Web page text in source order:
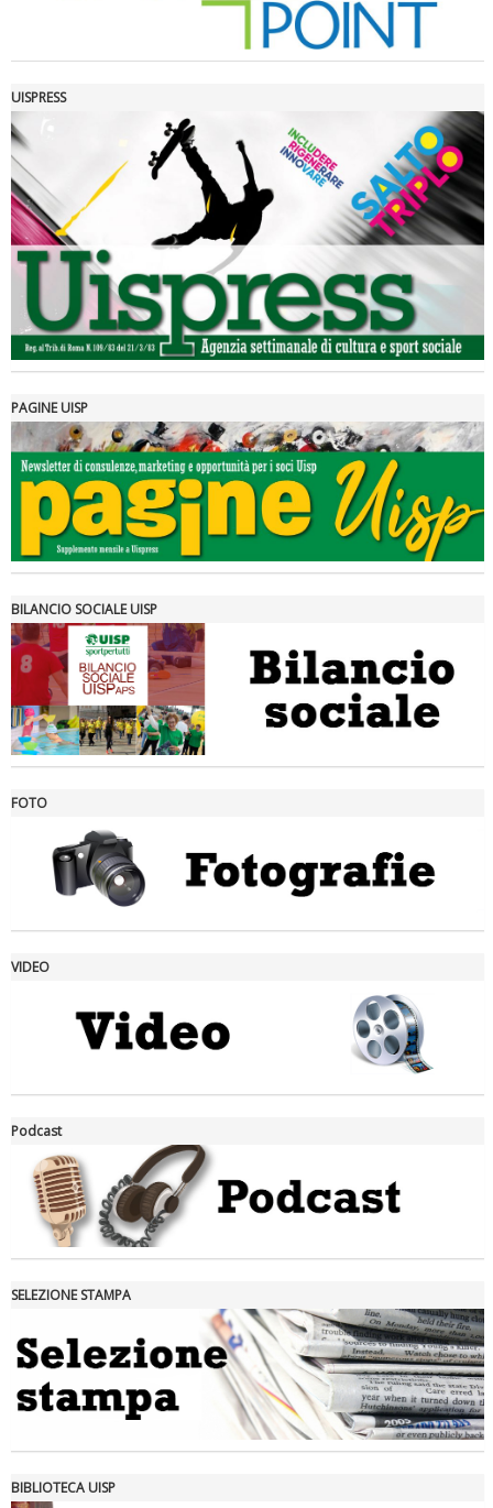
Luglio 2026: "Pensando con i piedi, si possono fare le
rivoluzioni"
Tiziano Pesce a Radio InBlu2000 traccia il bilancio della stagione
Ddl Lobby, Uisp: “Il Parlamento valorizzi le nostre specificità"
Tiziano Pesce nel Cda di Fondazione Terzjus: prima riunione a
UISPRESS
PAGINE UISP
BILANCIO SOCIALE UISP
FOTO
VIDEO
Podcast
SELEZIONE STAMPA
BIBLIOTECA UISP